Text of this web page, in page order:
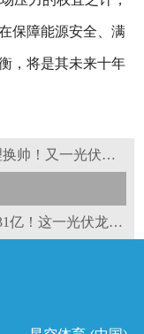
保障能源安全、满
，将是其未来十年
上一条：乐鱼体育官网app下载-总经理换帅！又一光伏国企高管大调整
下一条：乐鱼体育官网app下载-巨亏131亿！这一光伏龙头或成“亏损王”